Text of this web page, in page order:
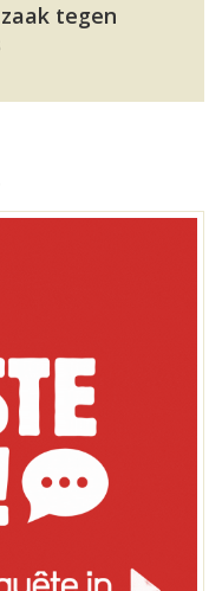
tegen